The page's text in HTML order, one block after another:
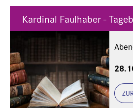
Kardinal Faulhaber -